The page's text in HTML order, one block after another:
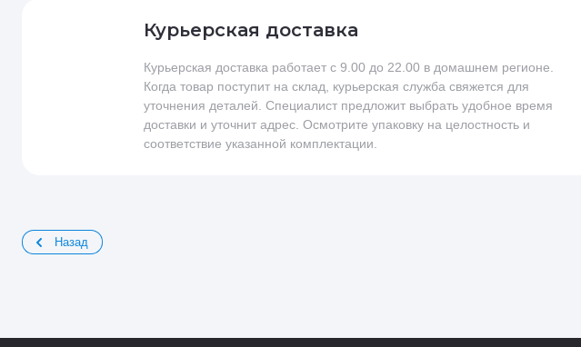
Курьерская доставка
Курьерская доставка работает с 9.00 до 22.00 в домашнем регионе.
Когда товар поступит на склад, курьерская служба свяжется для
уточнения деталей. Специалист предложит выбрать удобное время
доставки и уточнит адрес. Осмотрите упаковку на целостность и
соответствие указанной комплектации.
Назад